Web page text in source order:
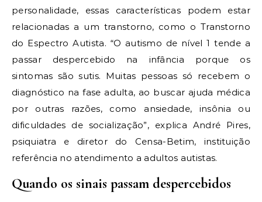
personalidade, essas características podem estar
relacionadas a um transtorno, como o Transtorno
do Espectro Autista. “O autismo de nível 1 tende a
passar despercebido na infância porque os
sintomas são sutis. Muitas pessoas só recebem o
diagnóstico na fase adulta, ao buscar ajuda médica
por outras razões, como ansiedade, insônia ou
dificuldades de socialização”, explica André Pires,
psiquiatra e diretor do Censa-Betim, instituição
referência no atendimento a adultos autistas.
Quando os sinais passam despercebidos